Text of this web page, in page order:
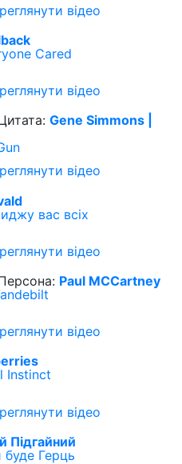
відео
Cared
відео
Gene Simmons |
відео
вас всіх
відео
Paul MCCartney
відео
Instinct
відео
Підгайний
буде Герць